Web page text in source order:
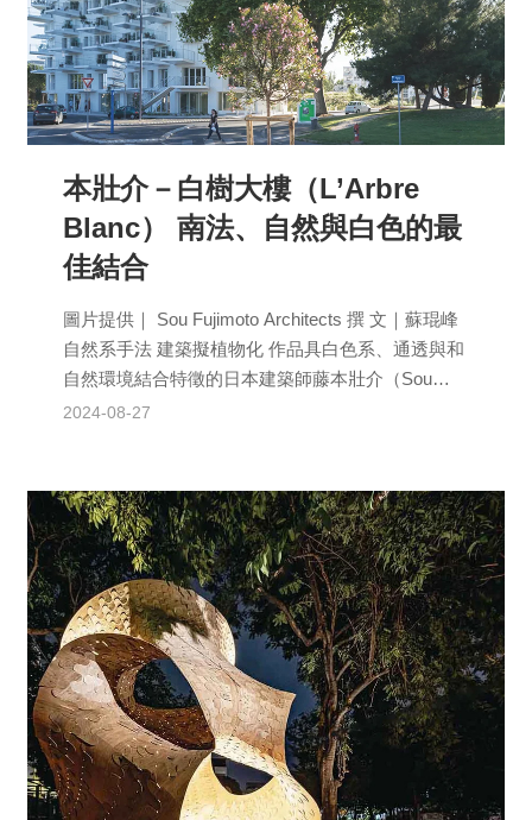
本壯介－白樹大樓（L’Arbre
Blanc） 南法、自然與白色的最
佳結合
圖片提供｜ Sou Fujimoto Architects 撰 文｜蘇琨峰
自然系手法 建築擬植物化 作品具白色系、通透與和
自然環境結合特徵的日本建築師藤本壯介（Sou
Fujim...
2024-08-27